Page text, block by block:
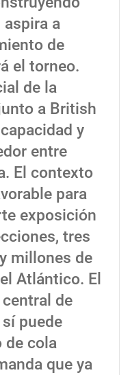
aspira a
de
el torneo.
de la
a British
y
entre
El contexto
para
exposición
tres
millones de
Atlántico. El
de
puede
de cola
que ya